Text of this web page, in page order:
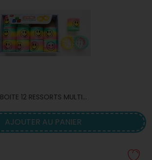
BOITE 12 RESSORTS MULTI...
AJOUTER AU PANIER